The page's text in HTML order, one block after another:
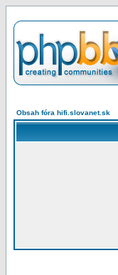
Obsah fóra hifi.slovanet.sk